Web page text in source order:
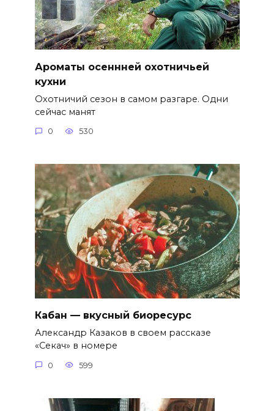
Ароматы осеннней охотничьей
кухни
Охотничий сезон в самом разгаре. Одни
сейчас манят
0 530
Кабан — вкусный биоресурс
Александр Казаков в своем рассказе
«Секач» в номере
0 599